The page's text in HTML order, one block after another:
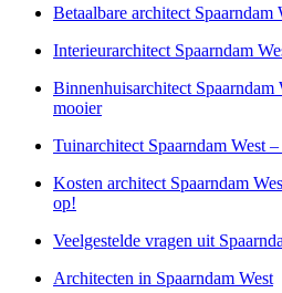
Betaalbare architect Spaarndam
Interieurarchitect Spaarndam
Binnenhuisarchitect Spaarndam
mooier
Tuinarchitect Spaarndam West
Kosten architect Spaarndam
op!
Veelgestelde vragen uit
Architecten in Spaarndam West